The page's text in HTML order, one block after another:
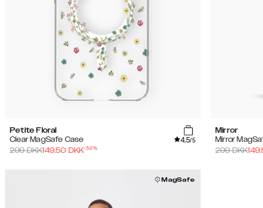
Petite Floral
Clear MagSafe Case
4.5/5
299DKK149.50 DKK-50%
Mirror
Mirror
299DKK
MagSafe